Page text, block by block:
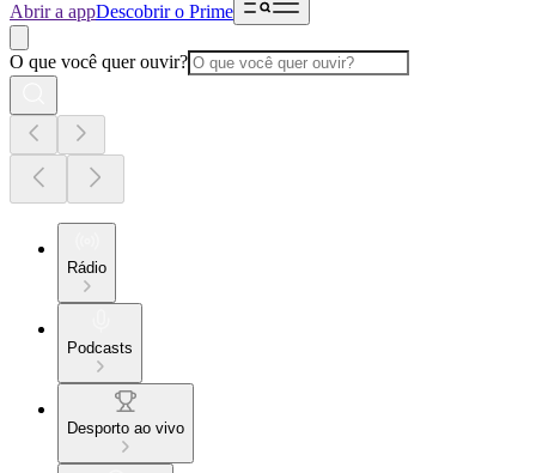
Abrir a appDescobrir o Prime
O que você quer ouvir?
Rádio
Podcasts
Desporto ao vivo